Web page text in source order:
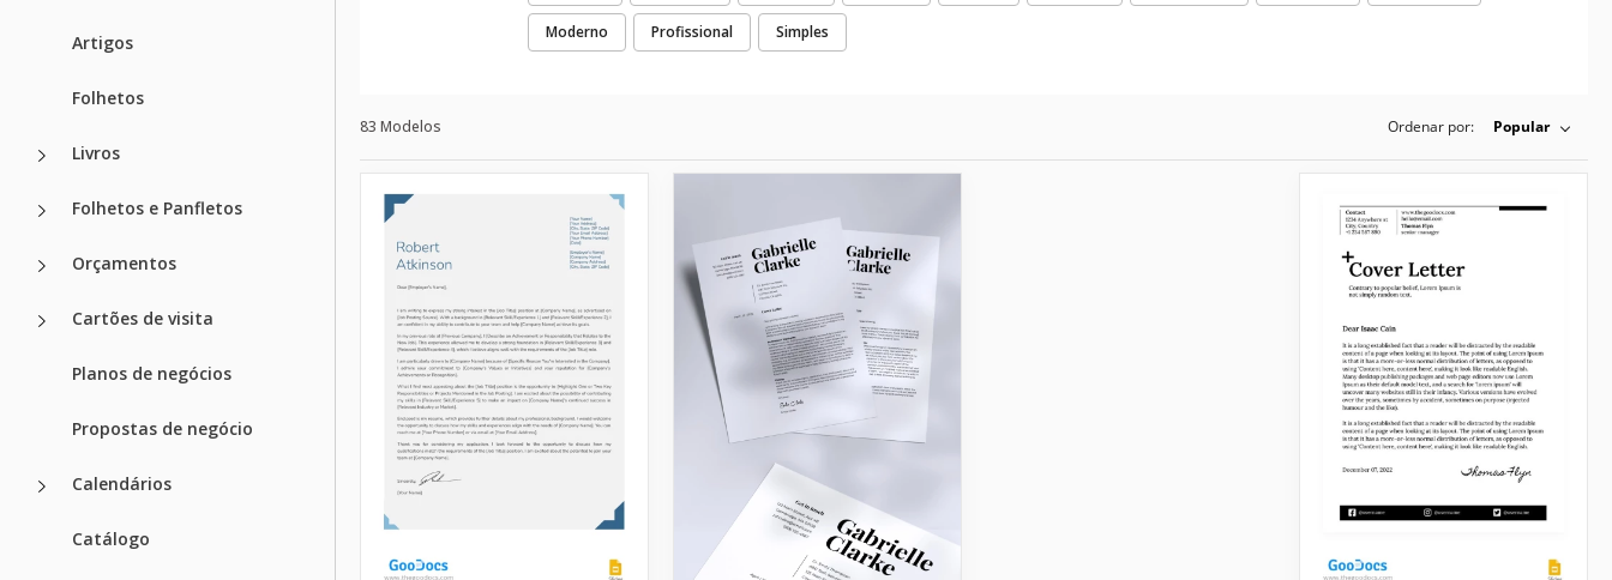
Artigos
Folhetos
Livros
Folhetos e Panfletos
Orçamentos
Cartões de visita
Planos de negócios
Propostas de negócio
Calendários
Catálogo
Moderno Profissional Simples
83 Modelos Ordenar por: Popular